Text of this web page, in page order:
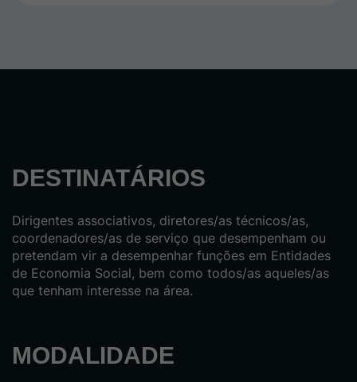
DESTINATÁRIOS
Dirigentes associativos, diretores/as técnicos/as,
coordenadores/as de serviço que desempenham ou
pretendam vir a desempenhar funções em Entidades
de Economia Social, bem como todos/as aqueles/as
que tenham interesse na área.
MODALIDADE